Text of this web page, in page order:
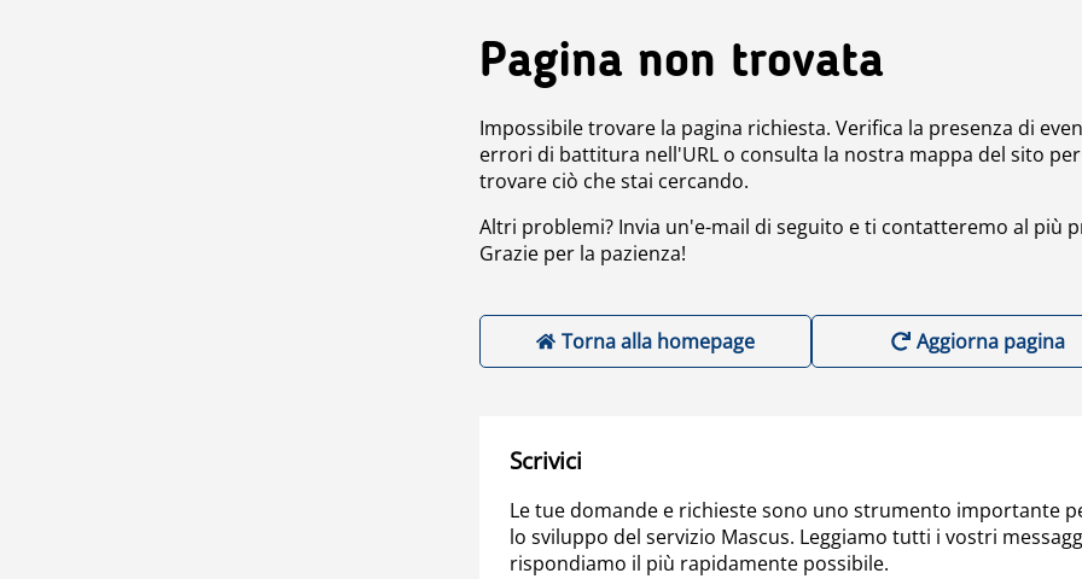
Pagina non trovata
Impossibile trovare la pagina richiesta. Verifica la presenza di
errori di battitura nell'URL o consulta la nostra mappa del sito per
trovare ciò che stai cercando.
Altri problemi? Invia un'e-mail di seguito e ti contatteremo al più
Grazie per la pazienza!
Torna alla homepage Aggiorna pagina
Scrivici
Le tue domande e richieste sono uno strumento importante
lo sviluppo del servizio Mascus. Leggiamo tutti i vostri
rispondiamo il più rapidamente possibile.